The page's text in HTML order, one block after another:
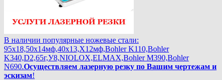
В наличии популярные ножевые стали:
95х18,50х14мф,40х13,Х12мф,Bohler K110,Bohler
K340,D2,65г,У8,NIOLOX,ELMAX,Bohler М390,Bohler
N690.Осуществляем лазерную резку по Вашим чертежам и
эскизам!